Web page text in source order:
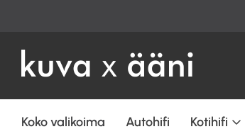
Koko valikoima Autohifi Kotihifi